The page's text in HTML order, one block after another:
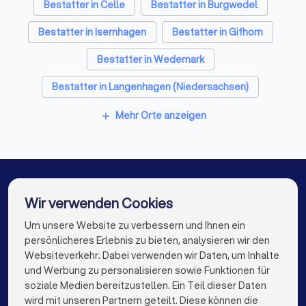
Bestatter in Celle
Bestatter in Burgwedel
Bestatter in Isernhagen
Bestatter in Gifhorn
Bestatter in Wedemark
Bestatter in Langenhagen (Niedersachsen)
Bestatter in Hannover
Bestatter in Laatzen
Bestatter in Frankfurt am Main
Bestatter in Stuttgart
Bestatter in Düsseldorf
Bestatter in Dortmund
Bestatter in Essen
Bestatter in Bremen
Bestatter in Nürnberg
add Mehr Orte anzeigen
Die besten Bestatter für Sie
info@trustlocal.de
Wir verwenden Cookies
Um unsere Website zu verbessern und Ihnen ein
persönlicheres Erlebnis zu bieten, analysieren wir den
Websiteverkehr. Dabei verwenden wir Daten, um Inhalte
und Werbung zu personalisieren sowie Funktionen für
soziale Medien bereitzustellen. Ein Teil dieser Daten
wird mit unseren Partnern geteilt. Diese können die